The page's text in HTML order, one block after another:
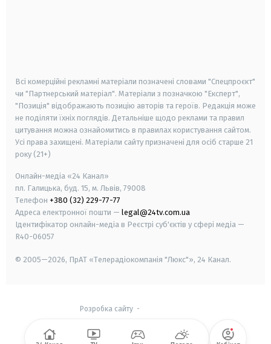
Всі комерційні рекламні матеріали позначені словами "Спецпроєкт"
чи "Партнерський матеріал". Матеріали з позначкою "Експерт",
"Позиція" відображають позицію авторів та героїв. Редакція може
не поділяти їхніх поглядів. Детальніше щодо реклами та правил
цитування можна ознайомитись в правилах користування сайтом.
Усі права захищені. Матеріали сайту призначені для осіб старше 21
року (21+)
Онлайн-медіа «24 Канал»
пл. Галицька, буд. 15, м. Львів, 79008
Телефон +380 (32) 229-77-77
Адреса електронної пошти — legal@24tv.com.ua
Ідентифікатор онлайн-медіа в Реєстрі суб'єктів у сфері медіа —
R40-06057
© 2005—2026, ПрАТ «Телерадіокомпанія "Люкс"», 24 Канал.
Розробка сайту-